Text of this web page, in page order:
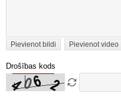
Pievienot bildi Pievienot video
Drošības kods